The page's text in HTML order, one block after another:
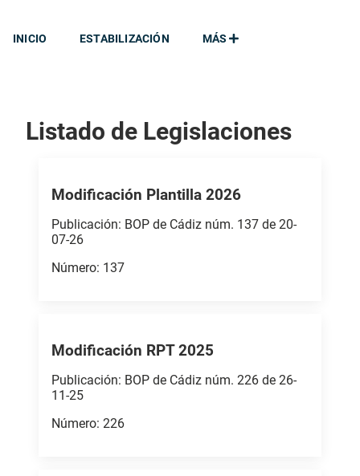
MÁS
INICIO ESTABILIZACIÓN
Listado de Legislaciones
Modificación Plantilla 2026
Publicación: BOP de Cádiz núm. 137 de 20-
07-26
Número: 137
Modificación RPT 2025
Publicación: BOP de Cádiz núm. 226 de 26-
11-25
Número: 226